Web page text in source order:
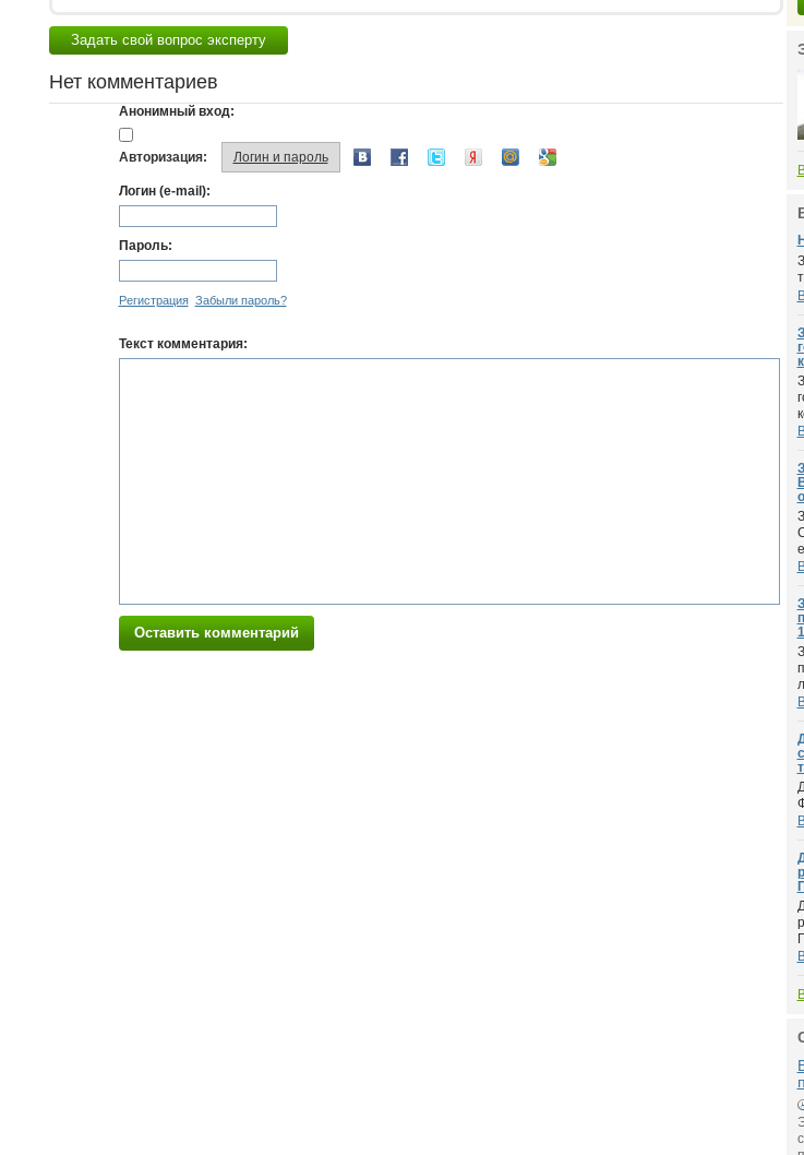
Задать свой вопрос эксперту
Нет комментариев
Анонимный вход:
Авторизация: Логин и пароль
Логин (e-mail):
Пароль:
Регистрация Забыли пароль?
Текст комментария:
Оставить комментарий